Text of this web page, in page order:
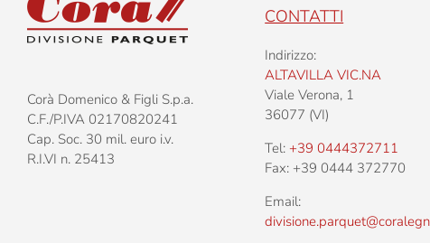
Corà Domenico & Figli S.p.a.
C.F./P.IVA 02170820241
Cap. Soc. 30 mil. euro i.v.
R.I.VI n. 25413
CONTATTI
Indirizzo:
ALTAVILLA VIC.NA
Viale Verona, 1
36077 (VI)
Tel:+39 0444372711
Fax: +39 0444 372770
Email: